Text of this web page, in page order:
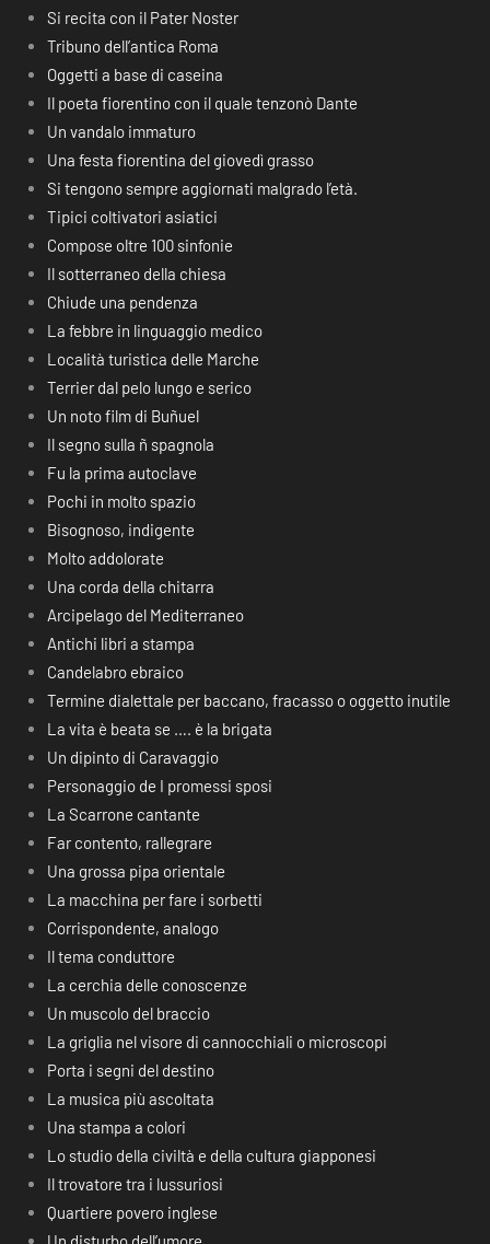
Si recita con il Pater Noster
Tribuno dell’antica Roma
Oggetti a base di caseina
Il poeta fiorentino con il quale tenzonò Dante
Un vandalo immaturo
Una festa fiorentina del giovedì grasso
Si tengono sempre aggiornati malgrado l’età.
Tipici coltivatori asiatici
Compose oltre 100 sinfonie
Il sotterraneo della chiesa
Chiude una pendenza
La febbre in linguaggio medico
Località turistica delle Marche
Terrier dal pelo lungo e serico
Un noto film di Buñuel
Il segno sulla ñ spagnola
Fu la prima autoclave
Pochi in molto spazio
Bisognoso, indigente
Molto addolorate
Una corda della chitarra
Arcipelago del Mediterraneo
Antichi libri a stampa
Candelabro ebraico
Termine dialettale per baccano, fracasso o oggetto inutile
La vita è beata se …. è la brigata
Un dipinto di Caravaggio
Personaggio de I promessi sposi
La Scarrone cantante
Far contento, rallegrare
Una grossa pipa orientale
La macchina per fare i sorbetti
Corrispondente, analogo
Il tema conduttore
La cerchia delle conoscenze
Un muscolo del braccio
La griglia nel visore di cannocchiali o microscopi
Porta i segni del destino
La musica più ascoltata
Una stampa a colori
Lo studio della civiltà e della cultura giapponesi
Il trovatore tra i lussuriosi
Quartiere povero inglese